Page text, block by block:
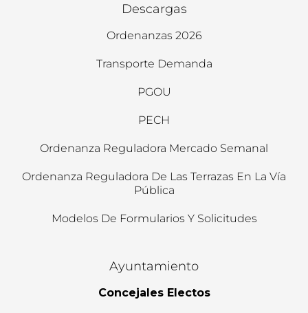
Descargas
Ordenanzas 2026
Transporte Demanda
PGOU
PECH
Ordenanza Reguladora Mercado Semanal
Ordenanza Reguladora De Las Terrazas En La Vía
Pública
Modelos De Formularios Y Solicitudes
Ayuntamiento
Concejales Electos